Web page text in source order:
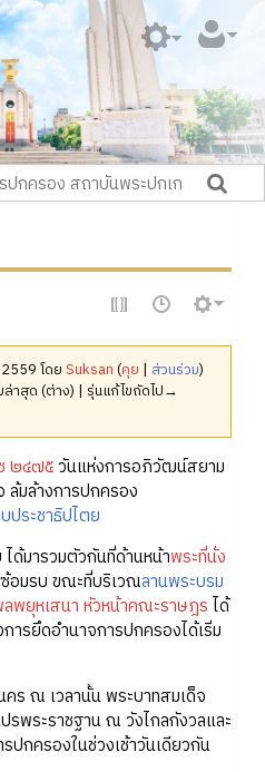
โดยSuksan (คุย | ส่วนร่วม)
ล่าสุด (ต่าง) | รุ่นแก้ไขถัดไป→
๒๔๗๕วันแห่งการอภิวัฒน์สยาม
ล้มล้างการปกครอง
ประชาธิปไตย
ด้มารวมตัวกันที่ด้านหน้าพระที่นั่ง
ซ้อมรบ ขณะที่บริเวณลานพระบรม
พยุหเสนา หัวหน้าคณะราษฎร ได้
ารยึดอำนาจการปกครองได้เริ่ม
คร ณ เวลานั้น พระบาทสมเด็จ
รพระราชฐาน ณ วังไกลกังวลและ
ปกครองในช่วงเช้าวันเดียวกัน